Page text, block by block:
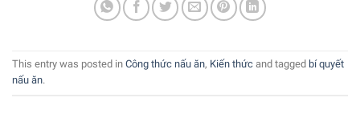
This entry was posted in Công thức nấu ăn, Kiến thức and tagged bí quyết
nấu ăn.